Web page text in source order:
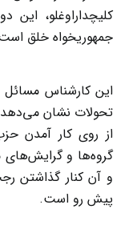
کلیچدار‌اوغلو،
جمهوریخواه خلق
این کارشناس
از روی کار آمدن
گروه‌ها و
و آن کنار گذاشتن
پیش رو است.